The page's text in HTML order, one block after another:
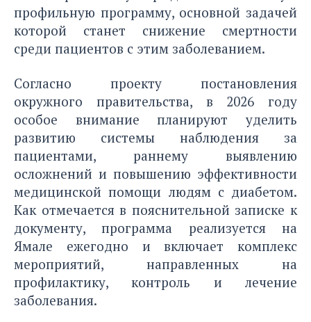
профильную программу, основной задачей
которой станет снижение смертности
среди пациентов с этим заболеванием.
Согласно проекту постановления
окружного правительства, в 2026 году
особое внимание планируют уделить
развитию системы наблюдения за
пациентами, раннему выявлению
осложнений и повышению эффективности
медицинской помощи людям с диабетом.
Как отмечается в пояснительной записке к
документу, программа реализуется на
Ямале ежегодно и включает комплекс
мероприятий, направленных на
профилактику, контроль и лечение
заболевания.